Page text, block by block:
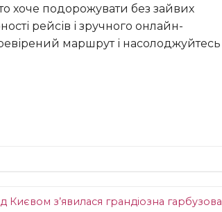
рейсів і зручного онлайн-
маршрут і насолоджуйтесь
Києвом з’явилася грандіозна гарбузова